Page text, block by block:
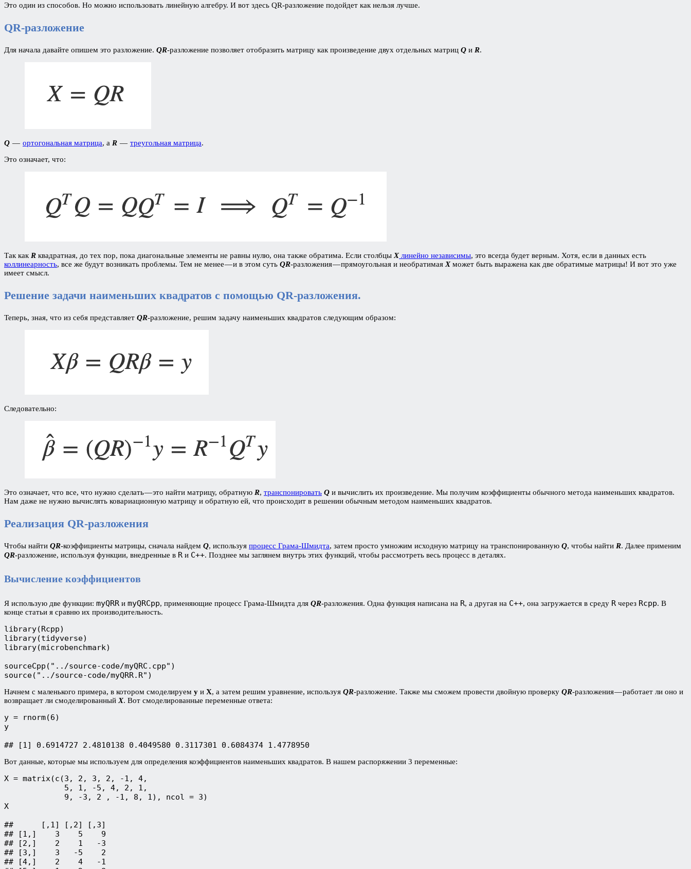
Это один из способов. Но можно использовать линейную алгебру. И вот здесь QR-разложение подойдет как нельзя лучше.
QR-разложение
Для начала давайте опишем это разложение. QR-разложение позволяет отобразить матрицу как произведение двух отдельных матриц Q и R.
Q — ортогональная матрица, а R — треугольная матрица.
Это означает, что:
Так как R квадратная, до тех пор, пока диагональные элементы не равны нулю, она также обратима. Если столбцы Xлинейно независимы, это всегда будет верным. Хотя, если в данных есть
коллинеарность, все же будут возникать проблемы. Тем не менее — и в этом суть QR-разложения — прямоугольная и необратимая Xможет быть выражена как две обратимые матрицы! И вот это уже
имеет смысл.
Решение задачи наименьших квадратов с помощью QR-разложения.
Теперь, зная, что из себя представляет QR-разложение, решим задачу наименьших квадратов следующим образом:
Следовательно:
Это означает, что все, что нужно сделать — это найти матрицу, обратную R, транспонировать Q и вычислить их произведение. Мы получим коэффициенты обычного метода наименьших квадратов.
Нам даже не нужно вычислять ковариационную матрицу и обратную ей, что происходит в решении обычным методом наименьших квадратов.
Реализация QR-разложения
Чтобы найти QR-коэффициенты матрицы, сначала найдем Q, используя процесс Грама-Шмидта, затем просто умножим исходную матрицу на транспонированную Q, чтобы найти R. Далее применим
QR-разложение, используя функции, внедренные в R и C++. Позднее мы заглянем внутрь этих функций, чтобы рассмотреть весь процесс в деталях.
Вычисление коэффициентов
Я использую две функции: myQRR и myQRCpp, применяющие процесс Грама-Шмидта для QR-разложения. Одна функция написана на R, а другая на C++, она загружается в среду R через Rcpp. В
конце статьи я сравню их производительность.
library(Rcpp)
library(tidyverse)
library(microbenchmark)
sourceCpp("../source-code/myQRC.cpp")
source("../source-code/myQRR.R")
Начнем с маленького примера, в котором смоделируем y и X, а затем решим уравнение, используя QR-разложение. Также мы сможем провести двойную проверку QR-разложения — работает ли оно и
возвращает ли смоделированный X. Вот смоделированные переменные ответа:
y = rnorm(6)
y
## [1] 0.6914727 2.4810138 0.4049580 0.3117301 0.6084374 1.4778950
Вот данные, которые мы используем для определения коэффициентов наименьших квадратов. В нашем распоряжении 3 переменные:
X = matrix(c(3, 2, 3, 2, -1, 4,
             5, 1, -5, 4, 2, 1,
             9, -3, 2 , -1, 8, 1), ncol = 3)
X
##      [,1] [,2] [,3]
## [1,]    3    5    9
## [2,]    2    1   -3
## [3,]    3   -5    2
## [4,]    2    4   -1